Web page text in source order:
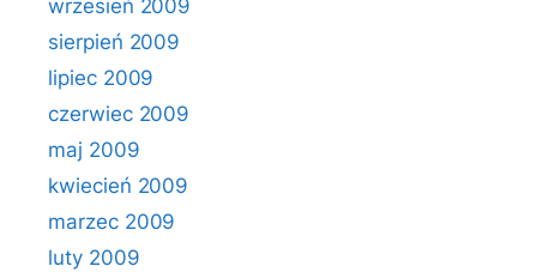
wrzesień 2009
sierpień 2009
lipiec 2009
czerwiec 2009
maj 2009
kwiecień 2009
marzec 2009
luty 2009